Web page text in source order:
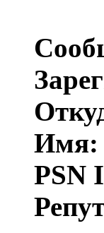
Имя:
PSN